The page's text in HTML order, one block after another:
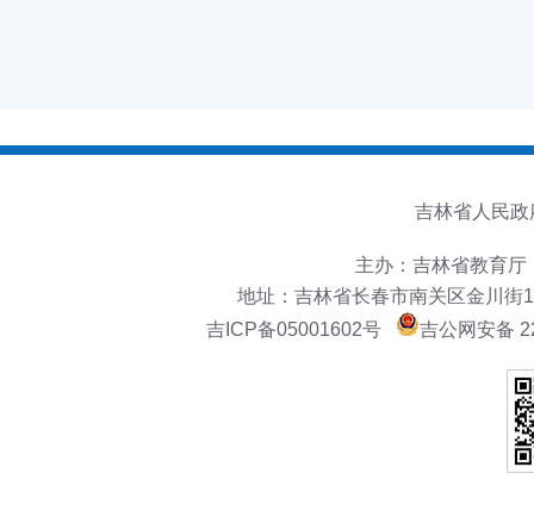
吉林省人民政
主办：吉林省教育
地址：吉林省长春市南关区金川
吉ICP备05001602号
吉公网安备